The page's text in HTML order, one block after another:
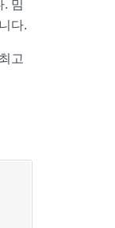
. 밈
다.
고